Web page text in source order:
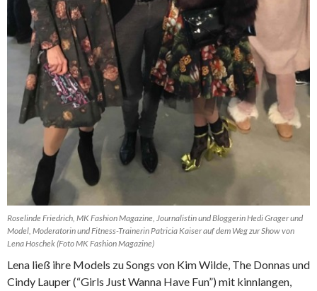
Roselinde Friedrich, MK Fashion Magazine, Journalistin und Bloggerin Hedi Grager und
Model, Moderatorin und Fitness-Trainerin Patricia Kaiser auf dem Weg zur Show von
Lena Hoschek (Foto MK Fashion Magazine)
Lena ließ ihre Models zu Songs von Kim Wilde, The Donnas und
Cindy Lauper (“Girls Just Wanna Have Fun”) mit kinnlangen,